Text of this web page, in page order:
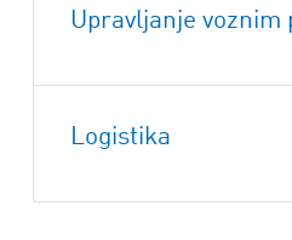
Upravljanje voznim
Logistika